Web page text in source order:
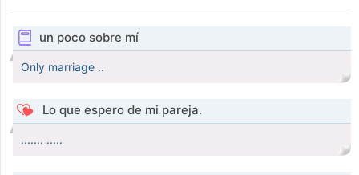
un poco sobre mí
Only marriage ..
Lo que espero de mi pareja.
....... .....